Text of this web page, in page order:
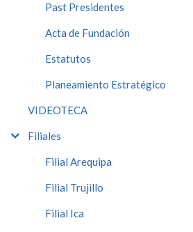
Past Presidentes
Acta de Fundación
Estatutos
Planeamiento Estratégico
VIDEOTECA
Filiales
Filial Arequipa
Filial Trujillo
Filial Ica